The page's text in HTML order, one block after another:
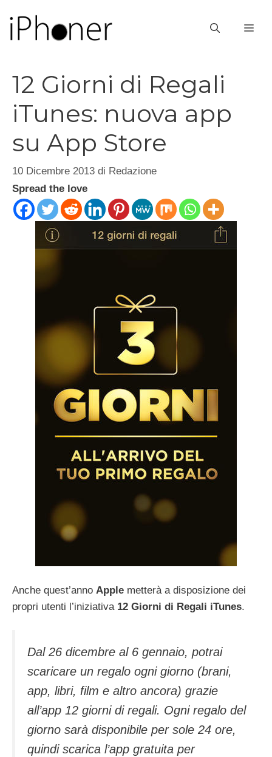
contenuto
12 Giorni di Regali
iTunes: nuova app
su App Store
10 Dicembre 2013 di Redazione
Spread the love
Anche quest’anno Apple metterà a disposizione dei
propri utenti l’iniziativa 12 Giorni di Regali iTunes.
Dal 26 dicembre al 6 gennaio, potrai
scaricare un regalo ogni giorno (brani,
app, libri, film e altro ancora) grazie
all’app 12 giorni di regali. Ogni regalo del
giorno sarà disponibile per sole 24 ore,
quindi scarica l’app gratuita per